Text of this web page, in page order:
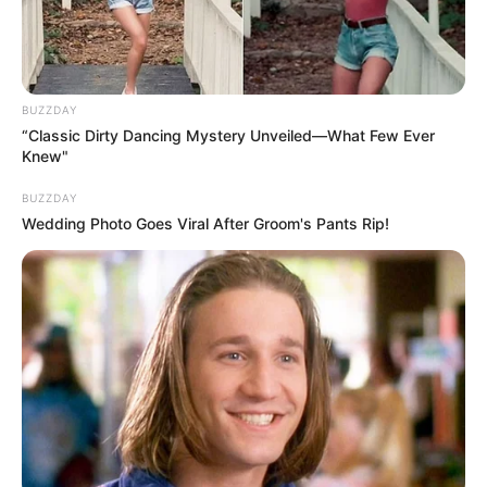
Hier ist das Freibad in Sontra in der Jahnstraße bzw. am
Kneippweg als Markierung auf dem Stadtplan bzw. der
Landkarte von OpenStreetMap zu sehen:
Lageplan alsgrößere Karte zeigen .
BUZZDAY
“Classic Dirty Dancing Mystery Unveiled—What Few Ever
Knew"
BUZZDAY
Wedding Photo Goes Viral After Groom's Pants Rip!